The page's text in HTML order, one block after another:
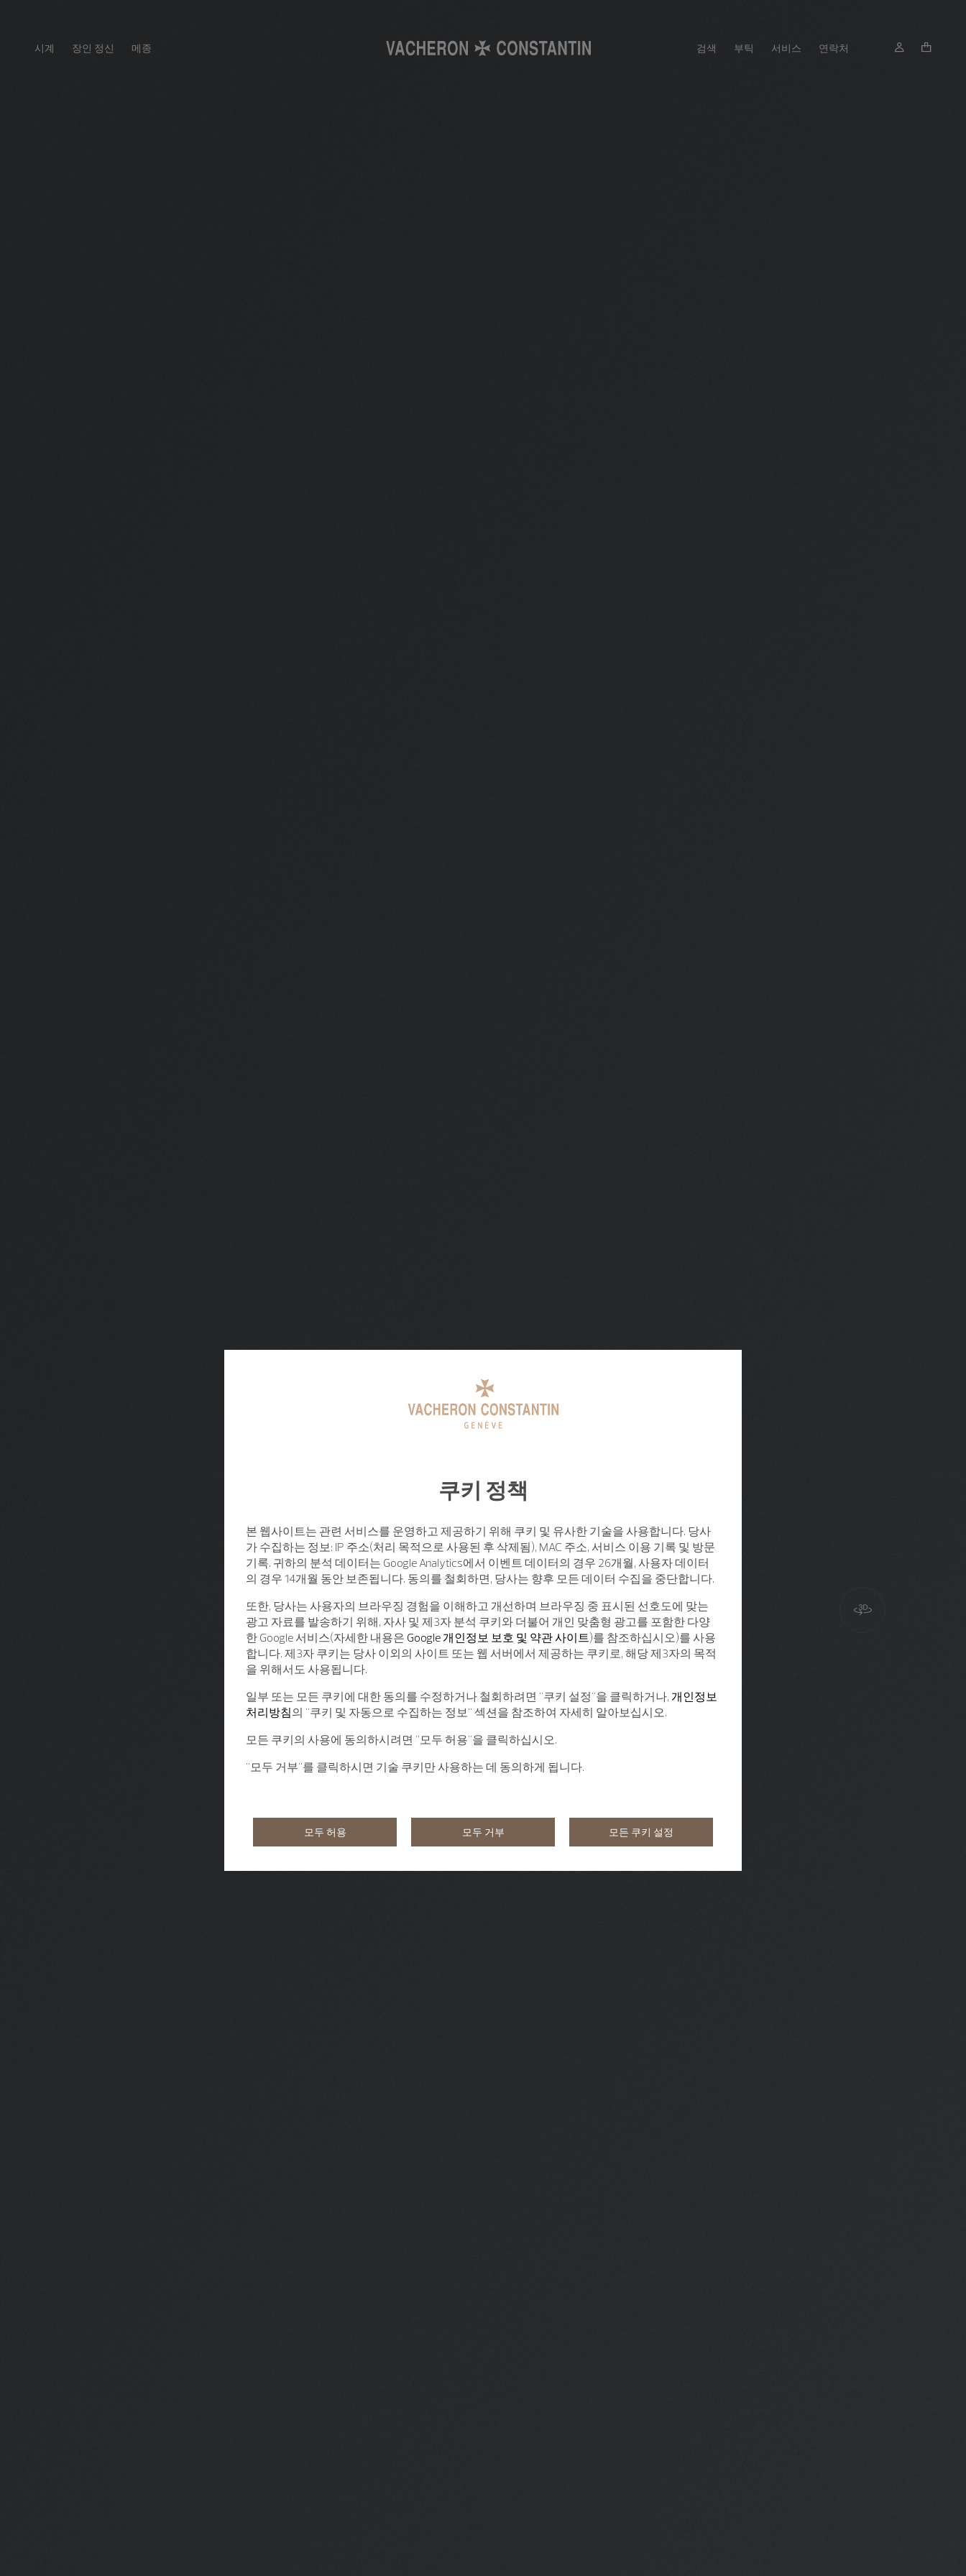
시계 장인 정신 메종 검색 부틱 서비스 연락처
쿠키 정책
본 웹사이트는 관련 서비스를 운영하고 제공하기 위해 쿠키 및 유사한 기술을 사용합니다. 당사
가 수집하는 정보: IP 주소(처리 목적으로 사용된 후 삭제됨), MAC 주소, 서비스 이용 기록 및 방문
기록. 귀하의 분석 데이터는 Google Analytics에서 이벤트 데이터의 경우 26개월, 사용자 데이터
의 경우 14개월 동안 보존됩니다. 동의를 철회하면, 당사는 향후 모든 데이터 수집을 중단합니다.
또한, 당사는 사용자의 브라우징 경험을 이해하고 개선하며 브라우징 중 표시된 선호도에 맞는
광고 자료를 발송하기 위해, 자사 및 제3자 분석 쿠키와 더불어 개인 맞춤형 광고를 포함한 다양
한 Google 서비스(자세한 내용은 Google 개인정보 보호 및 약관 사이트)를 참조하십시오)를 사용
합니다. 제3자 쿠키는 당사 이외의 사이트 또는 웹 서버에서 제공하는 쿠키로, 해당 제3자의 목적
을 위해서도 사용됩니다.
일부 또는 모든 쿠키에 대한 동의를 수정하거나 철회하려면 "쿠키 설정"을 클릭하거나, 개인정보
처리방침의 "쿠키 및 자동으로 수집하는 정보" 섹션을 참조하여 자세히 알아보십시오.
모든 쿠키의 사용에 동의하시려면 "모두 허용"을 클릭하십시오.
"모두 거부"를 클릭하시면 기술 쿠키만 사용하는 데 동의하게 됩니다.
모두 허용 모두 거부 모든 쿠키 설정